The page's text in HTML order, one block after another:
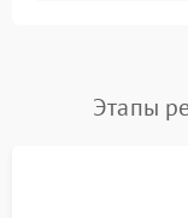
Нестабильная
контраст
Неравномерная
Этапы